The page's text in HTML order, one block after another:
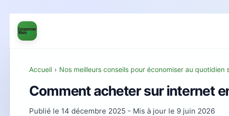
Accueil › Nos meilleurs conseils pour économiser au quotidien
Comment acheter sur internet
Publié le 14 décembre 2025 - Mis à jour le 9 juin 2026